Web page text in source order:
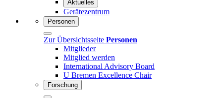
Aktuelles
Gerätezentrum
Personen
Zur Übersichtsseite Personen
Mitglieder
Mitglied werden
International Advisory Board
U Bremen Excellence Chair
Forschung